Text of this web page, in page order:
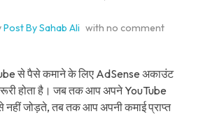
Post By Sahab Ali with no comment
से पैसे कमाने के लिए AdSense अकाउंट
होता है। जब तक आप अपने YouTube
जोड़ते, तब तक आप अपनी कमाई प्राप्त